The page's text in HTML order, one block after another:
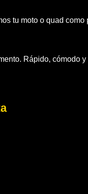
tu moto o quad
Rápido, cómodo